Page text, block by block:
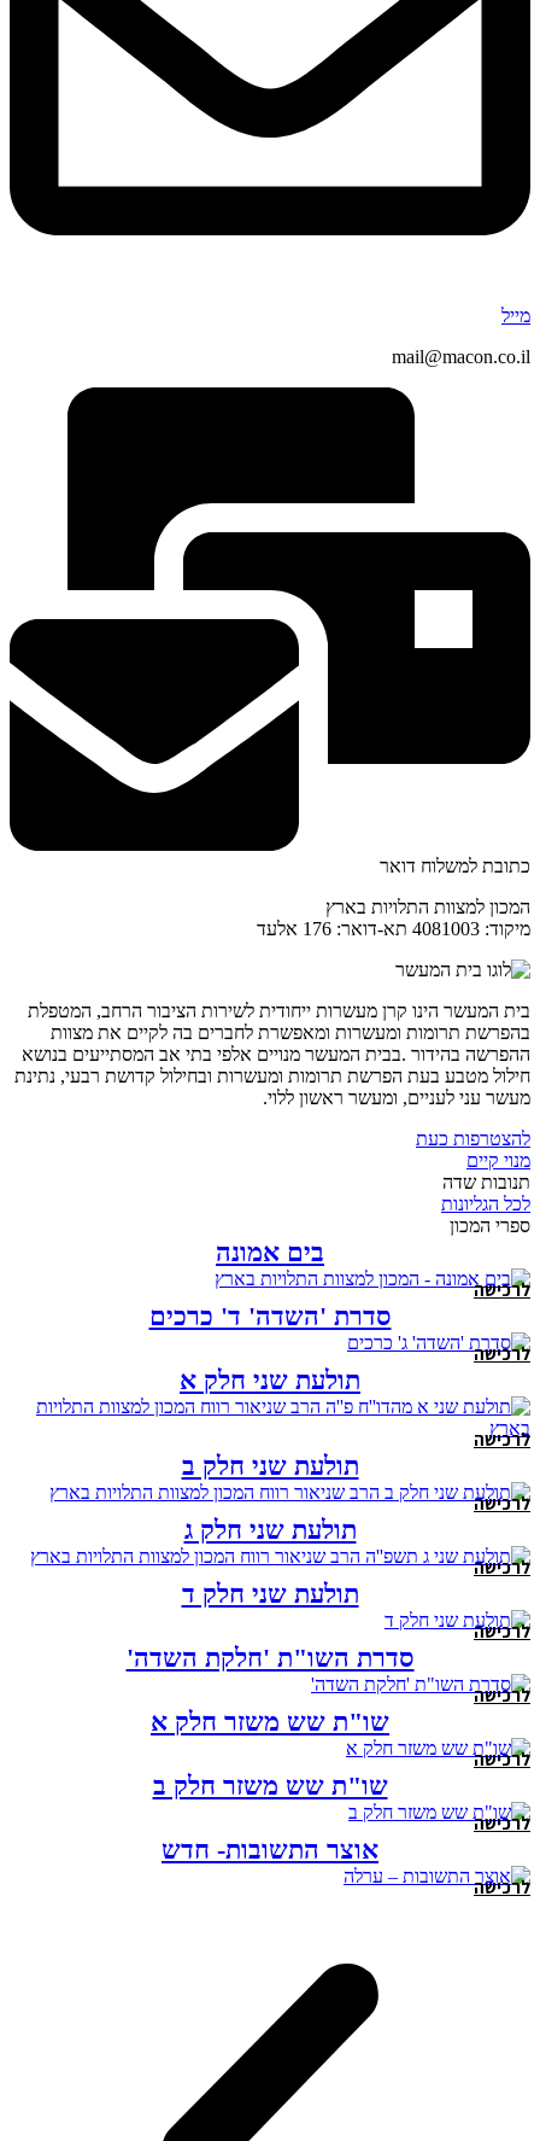
מייל
mail@macon.co.il
כתובת למשלוח דואר
המכון למצוות התלויות בארץ
מיקוד: 4081003 תא-דואר: 176 אלעד
בית המעשר הינו קרן מעשרות ייחודית לשירות הציבור הרחב, המטפלת
בהפרשת תרומות ומעשרות ומאפשרת לחברים בה לקיים את מצוות
ההפרשה בהידור .בבית המעשר מנויים אלפי בתי אב המסתייעים בנושא
חילול מטבע בעת הפרשת תרומות ומעשרות ובחילול קדושת רבעי, נתינת
מעשר עני לעניים, ומעשר ראשון ללוי.
להצטרפות כעת
מנוי קיים
תנובות שדה
לכל הגליונות
ספרי המכון
בים אמונה
לרכישה
סדרת 'השדה' ד' כרכים
לרכישה
תולעת שני חלק א
לרכישה
תולעת שני חלק ב
לרכישה
תולעת שני חלק ג
לרכישה
תולעת שני חלק ד
לרכישה
סדרת השו"ת 'חלקת השדה'
לרכישה
שו"ת שש משזר חלק א
לרכישה
שו"ת שש משזר חלק ב
לרכישה
אוצר התשובות- חדש
לרכישה